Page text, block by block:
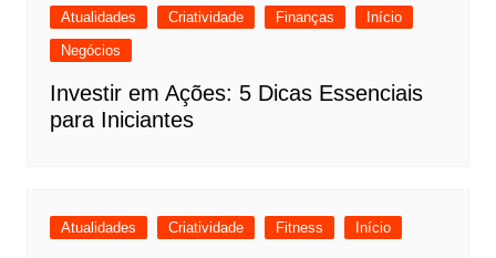
Atualidades Criatividade Finanças
Início
Negócios
Investir em Ações: 5 Dicas Essenciais
para Iniciantes
Atualidades Criatividade Fitness Início